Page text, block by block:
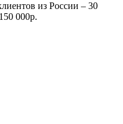
из России – 30
000р.